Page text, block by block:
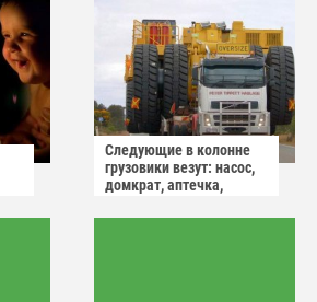
Следующие в колонне
грузовики везут: насос,
домкрат, аптечка,